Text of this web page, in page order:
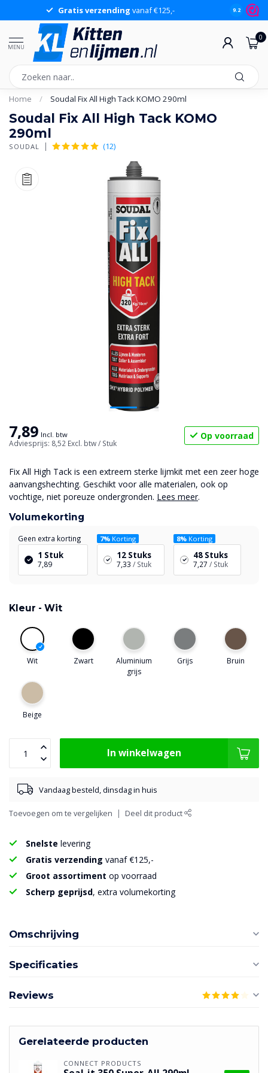
Gratis verzending vanaf €125,- 9.2
MENU
0
Home / Soudal Fix All High Tack KOMO 290ml
Soudal Fix All High Tack KOMO
290ml
SOUDAL (12)
7,89 Incl. btw
Adviesprijs: 8,52 Excl. btw/ Stuk
Op voorraad
Fix All High Tack is een extreem sterke lijmkit met een zeer hoge
aanvangshechting. Geschikt voor alle materialen, ook op
vochtige, niet poreuze ondergronden. Lees meer.
Volumekorting
Geen extra korting
1 Stuk
7,89
7% Korting
12 Stuks
7,33 / Stuk
8% Korting
48 Stuks
7,27 / Stuk
Kleur - Wit
Wit Zwart
Aluminium
grijs
Grijs Bruin
Beige
In winkelwagen
Vandaag besteld, dinsdag in huis
Toevoegen om te vergelijken Deel dit product
Snelste levering
Gratis verzending vanaf €125,-
Groot assortiment op voorraad
Scherp geprijsd, extra volumekorting
Omschrijving
Specificaties
Reviews
Gerelateerde producten
CONNECT PRODUCTS